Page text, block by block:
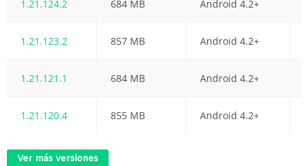
1.21.124.2 684 MB Android 4.2+
1.21.123.2 857 MB Android 4.2+
1.21.121.1 684 MB Android 4.2+
1.21.120.4 855 MB Android 4.2+
Ver más versiones